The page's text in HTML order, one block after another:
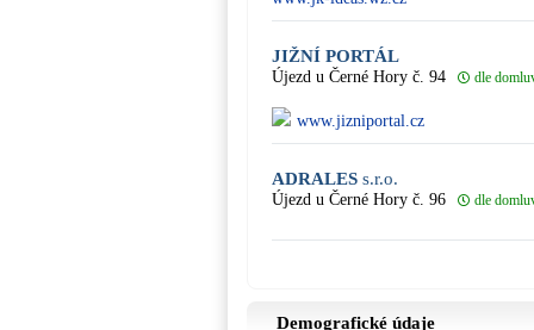
JIŽNÍ PORTÁL
Újezd u Černé Hory č. 94 dle
www.jizniportal.cz
ADRALES s.r.o.
Újezd u Černé Hory č. 96 dle
Demografické údaje